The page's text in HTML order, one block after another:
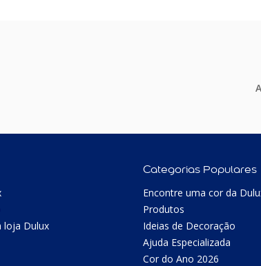
loja Dulux
Categorias Populares
Encontre uma cor da
Produtos
Ideias de Decoração
Ajuda Especializada
Cor do Ano 2026